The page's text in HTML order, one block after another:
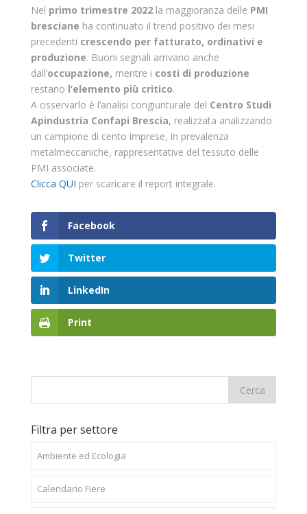
Nel primo trimestre 2022la maggioranza delle PMI
bresciane ha continuato il trend positivo dei mesi
precedenti crescendo per fatturato, ordinativi e
produzione. Buoni segnali arrivano anche
dall’occupazione, mentre i costi di produzione
restano l’elemento più critico.
A osservarlo è l’analisi congiunturale del Centro Studi
Apindustria Confapi Brescia, realizzata analizzando
un campione di cento imprese, in prevalenza
metalmeccaniche, rappresentative del tessuto delle
PMI associate.
Clicca QUI per scaricare il report integrale.
Facebook
Twitter
LinkedIn
Print
Filtra per settore
Ambiente ed Ecologia
Calendario Fiere